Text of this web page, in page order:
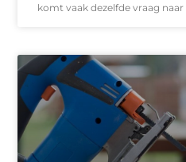
komt vaak dezelfde vraag